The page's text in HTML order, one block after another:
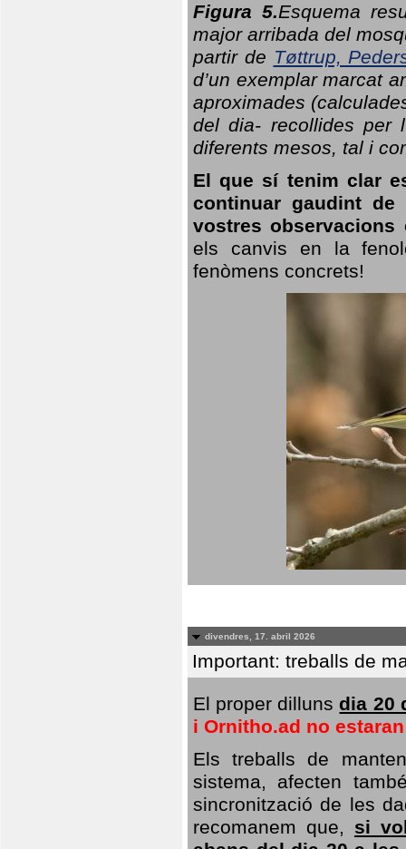
Figura 5.Esquema
major arribada del
partir de Tøttrup,
d’un exemplar marcat
aproximades
del dia- recollides per
diferents mesos, tal i
El que sí tenim clar
continuar gaudint
vostres
els canvis en la
fenòmens concrets!
divendres, 17. abril 2026
Important: treballs de
El proper dilluns dia 20
i Ornitho.ad no
Els treballs de
sistema, afecten
sincronització de les
recomanem que, si